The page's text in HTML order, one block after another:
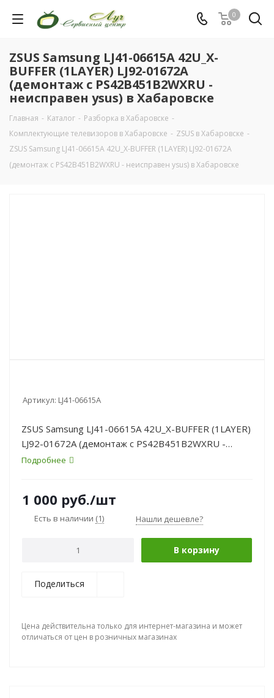
0
ZSUS Samsung LJ41-06615A 42U_X-
BUFFER (1LAYER) LJ92-01672A
(демонтаж с PS42B451B2WXRU -
неисправен ysus) в Хабаровске
Главная - Каталог - Разборка в Хабаровске -
Комплектующие телевизоров в Хабаровске - ZSUS в Хабаровске -
ZSUS Samsung LJ41-06615A 42U_X-BUFFER (1LAYER) LJ92-01672A
(демонтаж с PS42B451B2WXRU - неисправен ysus) в Хабаровске
Артикул: LJ41-06615A
ZSUS Samsung LJ41-06615A 42U_X-BUFFER (1LAYER)
LJ92-01672A (демонтаж с PS42B451B2WXRU -
неисправен ysus)
Подробнее
1 000 руб./шт
Есть в наличии (1) Нашли дешевле?
В корзину
Поделиться
Цена действительна только для интернет-магазина и может
отличаться от цен в розничных магазинах